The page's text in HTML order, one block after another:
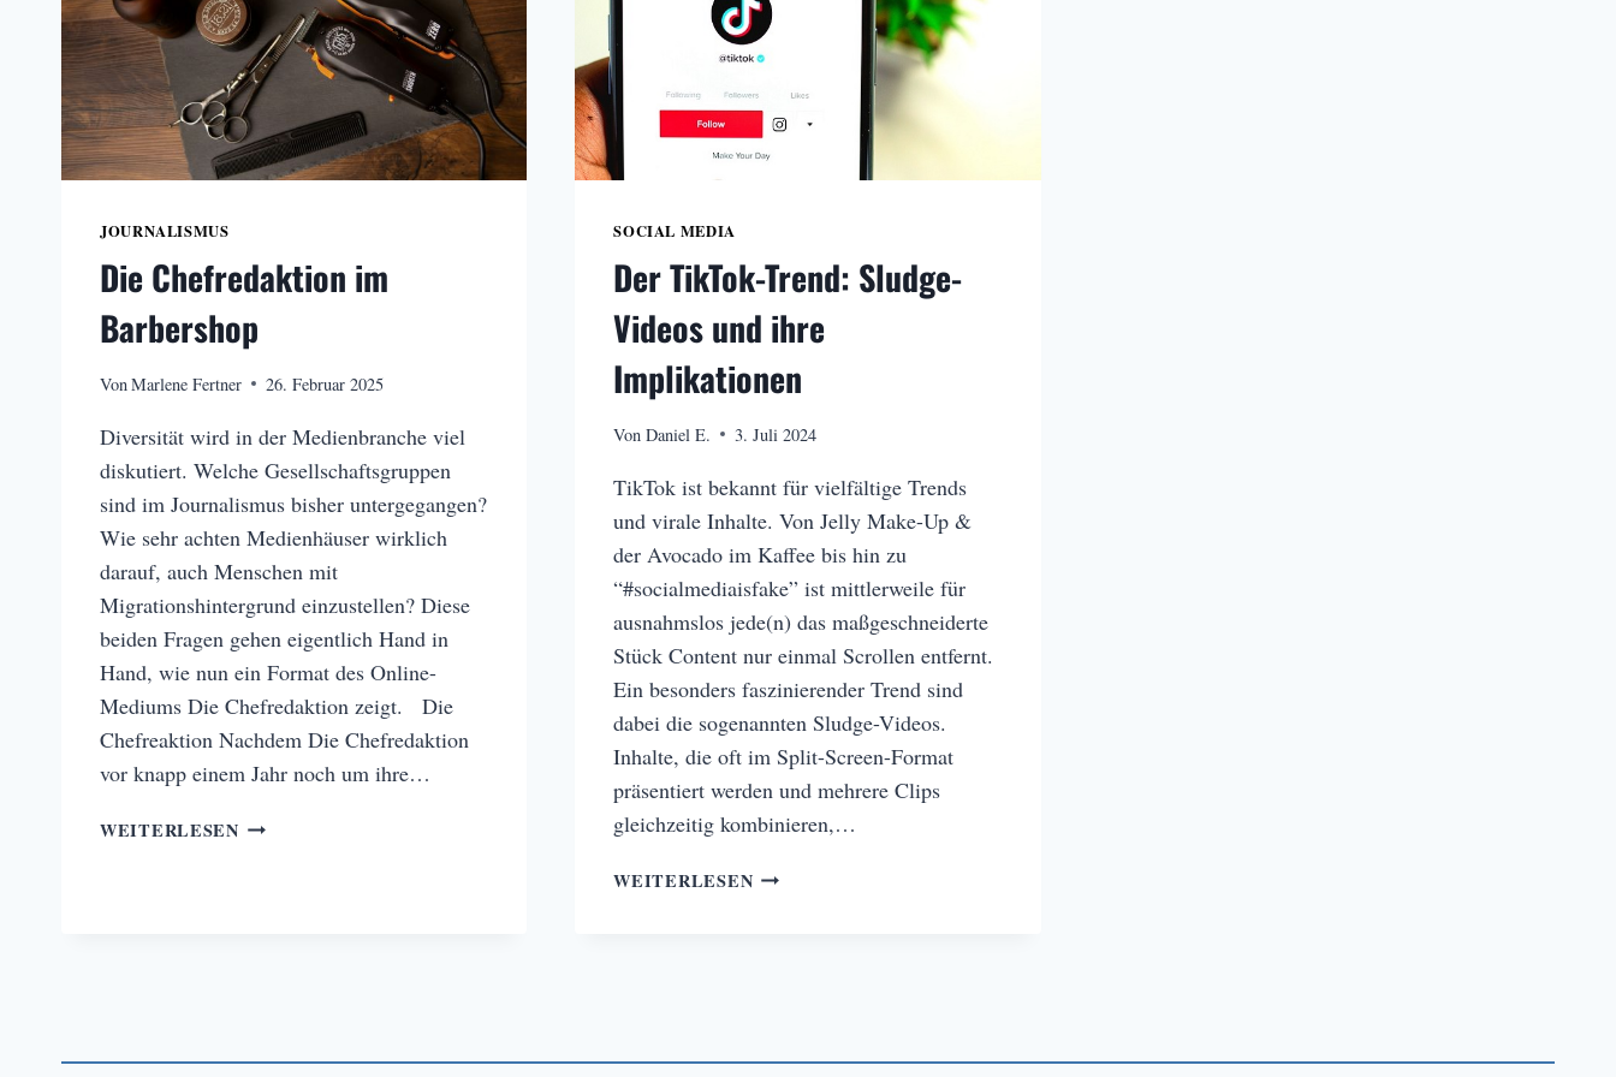
JOURNALISMUS
Die Chefredaktion im
Barbershop
VonMarlene Fertner 26. Februar 2025
Diversität wird in der Medienbranche viel
diskutiert. Welche Gesellschaftsgruppen
sind im Journalismus bisher untergegangen?
Wie sehr achten Medienhäuser wirklich
darauf, auch Menschen mit
Migrationshintergrund einzustellen? Diese
beiden Fragen gehen eigentlich Hand in
Hand, wie nun ein Format des Online-
Mediums Die Chefredaktion zeigt. Die
Chefreaktion Nachdem Die Chefredaktion
vor knapp einem Jahr noch um ihre…
WEITERLESENDIE
SOCIAL MEDIA
Der TikTok-Trend: Sludge-
Videos und ihre
Implikationen
Von Daniel E. 3. Juli 2024
TikTok ist bekannt für vielfältige Trends
und virale Inhalte. Von Jelly Make-Up &
der Avocado im Kaffee bis hin zu
“#socialmediaisfake” ist mittlerweile für
ausnahmslos jede(n) das maßgeschneiderte
Stück Content nur einmal Scrollen entfernt.
Ein besonders faszinierender Trend sind
dabei die sogenannten Sludge-Videos.
Inhalte, die oft im Split-Screen-Format
präsentiert werden und mehrere Clips
gleichzeitig kombinieren,…
WEITERLESENDER
IMPLIKATIONEN